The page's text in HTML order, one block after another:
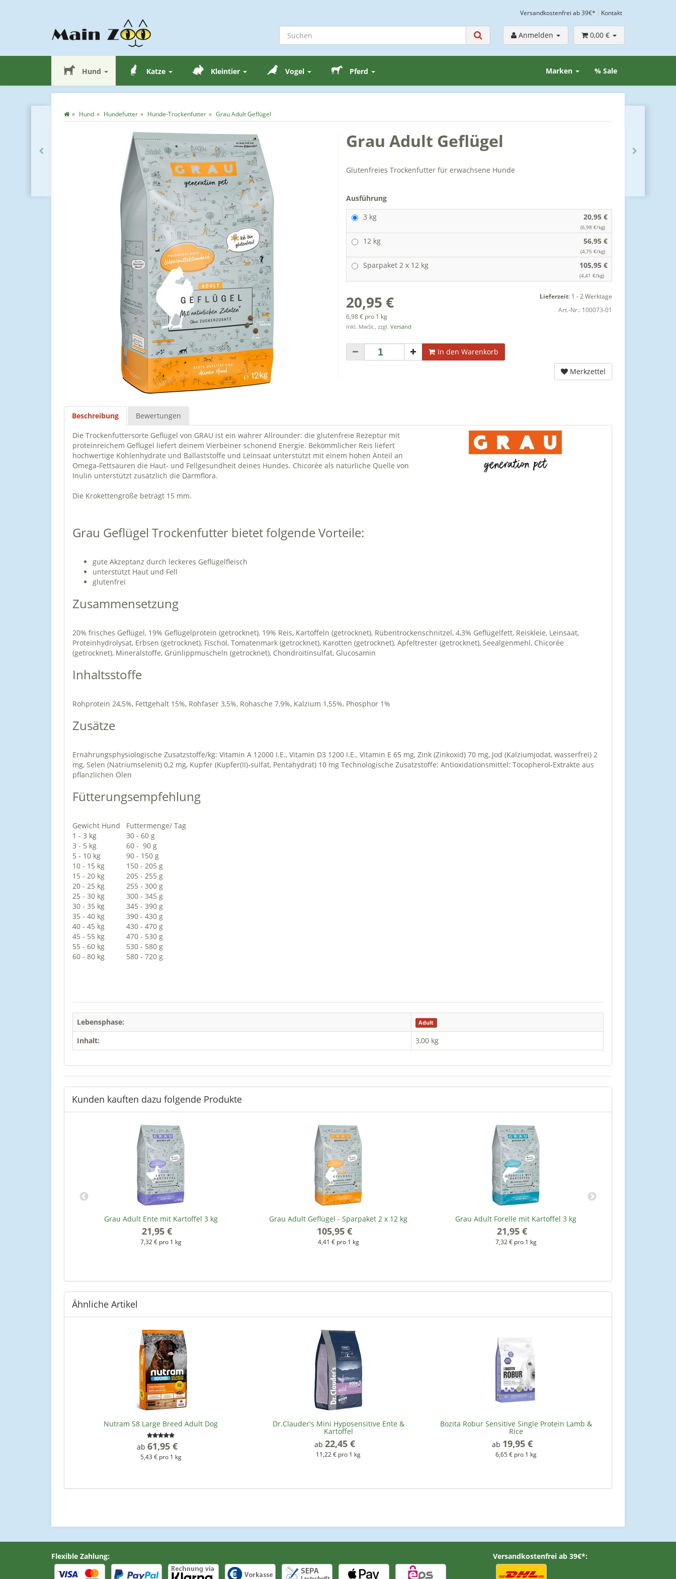
Versandkostenfrei ab 39€* Kontakt
Anmelden 0,00 €
Hund Katze Kleintier Vogel Pferd % Sale
Marken
Hund Hundefutter Hunde-Trockenfutter Grau Adult Geflügel
Grau Adult Geflügel
Glutenfreies Trockenfutter für erwachsene Hunde
Ausführung
3 kg
20,95 €
(6,98 €/kg)
12 kg 56,95 €
(4,75 €/kg)
Sparpaket 2 x 12 kg 105,95 €
(4,41 €/kg)
20,95 €
6,98 € pro 1 kg
inkl. MwSt., zzgl. Versand
Lieferzeit: 1 - 2 Werktage
Art.-Nr.: 100073-01
In den Warenkorb
Merkzettel
Beschreibung Bewertungen
Die Trockenfuttersorte Geflügel von GRAU ist ein wahrer Allrounder: die glutenfreie Rezeptur mit
proteinreichem Geflügel liefert deinem Vierbeiner schonend Energie. Bekömmlicher Reis liefert
hochwertige Kohlenhydrate und Ballaststoffe und Leinsaat unterstützt mit einem hohen Anteil an
Omega-Fettsäuren die Haut- und Fellgesundheit deines Hundes. Chicorée als natürliche Quelle von
Inulin unterstützt zusätzlich die Darmflora.
Die Krokettengröße beträgt 15 mm.
Grau Geflügel Trockenfutter bietet folgende Vorteile:
gute Akzeptanz durch leckeres Geflügelfleisch
unterstützt Haut und Fell
glutenfrei
Zusammensetzung
20% frisches Geflügel, 19% Geflügelprotein (getrocknet), 19% Reis, Kartoffeln (getrocknet), Rübentrockenschnitzel, 4,3% Geflügelfett, Reiskleie, Leinsaat,
Proteinhydrolysat, Erbsen (getrocknet), Fischöl, Tomatenmark (getrocknet), Karotten (getrocknet), Apfeltrester (getrocknet), Seealgenmehl, Chicorée
(getrocknet), Mineralstoffe, Grünlippmuscheln (getrocknet), Chondroitinsulfat, Glucosamin
Inhaltsstoffe
Rohprotein 24,5%, Fettgehalt 15%, Rohfaser 3,5%, Rohasche 7,9%, Kalzium 1,55%, Phosphor 1%
Zusätze
Ernährungsphysiologische Zusatzstoffe/kg: Vitamin A 12000 I.E., Vitamin D3 1200 I.E., Vitamin E 65 mg, Zink (Zinkoxid) 70 mg, Jod (Kalziumjodat, wasserfrei) 2
mg, Selen (Natriumselenit) 0,2 mg, Kupfer (Kupfer(II)-sulfat, Pentahydrat) 10 mg Technologische Zusatzstoffe: Antioxidationsmittel: Tocopherol-Extrakte aus
pflanzlichen Ölen
Fütterungsempfehlung
Gewicht Hund Futtermenge/ Tag
1 - 3 kg
30 - 60 g
3 - 5 kg
60 - 90 g
5 - 10 kg
90 - 150 g
10 - 15 kg
150 - 205 g
15 - 20 kg
205 - 255 g
20 - 25 kg
255 - 300 g
25 - 30 kg
300 - 345 g
30 - 35 kg
345 - 390 g
35 - 40 kg
390 - 430 g
40 - 45 kg
430 - 470 g
45 - 55 kg
470 - 530 g
55 - 60 kg
530 - 580 g
60 - 80 kg
580 - 720 g
Lebensphase: Adult
Inhalt: 3,00 kg
Kunden kauften dazu folgende Produkte
Grau Adult Ente mit Kartoffel 3 kg
21,95 €
7,32 € pro 1 kg
Grau Adult Geflügel - Sparpaket 2 x 12 kg
105,95 €
4,41 € pro 1 kg
Grau Adult Forelle mit Kartoffel 3 kg
21,95 €
7,32 € pro 1 kg
Ähnliche Artikel
Nutram S8 Large Breed Adult Dog
ab 61,95 €
5,43 € pro 1 kg
Dr.Clauder's Mini Hyposensitive Ente &
Kartoffel
ab 22,45 €
11,22 € pro 1 kg
Bozita Robur Sensitive Single Protein Lamb &
Rice
ab 19,95 €
6,65 € pro 1 kg
Flexible Zahlung: Versandkostenfrei ab 39€*: